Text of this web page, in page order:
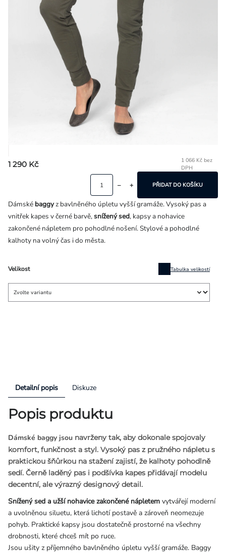
Přihlášení
1 290 Kč
1 066 Kč bez
DPH
Velikost Tabulka velikostí
PŘIDAT DO KOŠÍKU
Dámské baggyz bavlněného úpletu vyšší gramáže. Vysoký pas a
vnitřek kapes v černé barvě,snížený sed, kapsy a nohavice
zakončené nápletem pro pohodlné nošení. Stylové a pohodlné
kalhoty na volný čas i do města.
Detailní popis Diskuze
Popis produktu
Dámské baggy jsou navrženy tak, aby dokonale spojovaly
komfort, funkčnost a styl. Vysoký pas z pružného nápletu s
praktickou šňůrkou na staženízajistí, že kalhoty pohodlně
sedí. Černě laděný pas i podšívka kapes přidávají modelu
decentní, ale výrazný designový detail.
Snížený sed a užší nohavice zakončené nápletem vytvářejí moderní
a uvolněnou siluetu, která lichotí postavě a zároveň neomezuje
pohyb. Praktické kapsy jsou dostatečně prostorné na všechny
drobnosti, které chceš mít po ruce.
Jsou ušity z příjemného bavlněného úpletu vyšší gramáže. Baggy